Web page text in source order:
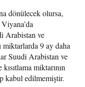
dönülecek olursa,
Arabistan ve
miktarlarda 9 ay daha
Suudi Arabistan ve
miktarının
kabul edilmemiştir.